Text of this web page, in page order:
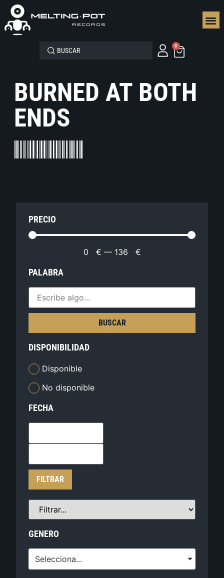
0
BURNED AT BOTH
ENDS
PRECIO
0 € — 136 €
PALABRA
BUSCAR
DISPONIBILIDAD
Disponible
No disponible
FECHA
FILTRAR
GENERO
Selecciona...